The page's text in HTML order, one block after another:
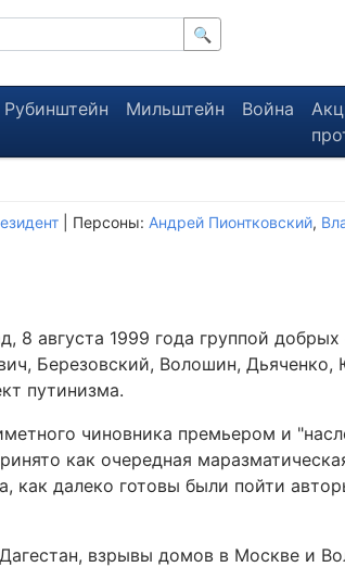
🔍
Рубинштейн Мильштейн Война
| Персоны: Андрей Пионтковский,
8 августа 1999 года группой
Березовский, Волошин, Дьяченко,
путинизма.
чиновника премьером и
как очередная
как далеко готовы были пойти
взрывы домов в Москве и